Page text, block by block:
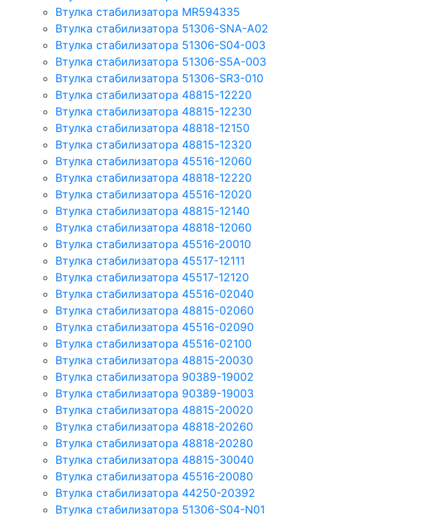
Втулка стабилизатора MR594335
Втулка стабилизатора 51306-SNA-A02
Втулка стабилизатора 51306-S04-003
Втулка стабилизатора 51306-S5A-003
Втулка стабилизатора 51306-SR3-010
Втулка стабилизатора 48815-12220
Втулка стабилизатора 48815-12230
Втулка стабилизатора 48818-12150
Втулка стабилизатора 48815-12320
Втулка стабилизатора 45516-12060
Втулка стабилизатора 48818-12220
Втулка стабилизатора 45516-12020
Втулка стабилизатора 48815-12140
Втулка стабилизатора 48818-12060
Втулка стабилизатора 45516-20010
Втулка стабилизатора 45517-12111
Втулка стабилизатора 45517-12120
Втулка стабилизатора 45516-02040
Втулка стабилизатора 48815-02060
Втулка стабилизатора 45516-02090
Втулка стабилизатора 45516-02100
Втулка стабилизатора 48815-20030
Втулка стабилизатора 90389-19002
Втулка стабилизатора 90389-19003
Втулка стабилизатора 48815-20020
Втулка стабилизатора 48818-20260
Втулка стабилизатора 48818-20280
Втулка стабилизатора 48815-30040
Втулка стабилизатора 45516-20080
Втулка стабилизатора 44250-20392
Втулка стабилизатора 51306-S04-N01